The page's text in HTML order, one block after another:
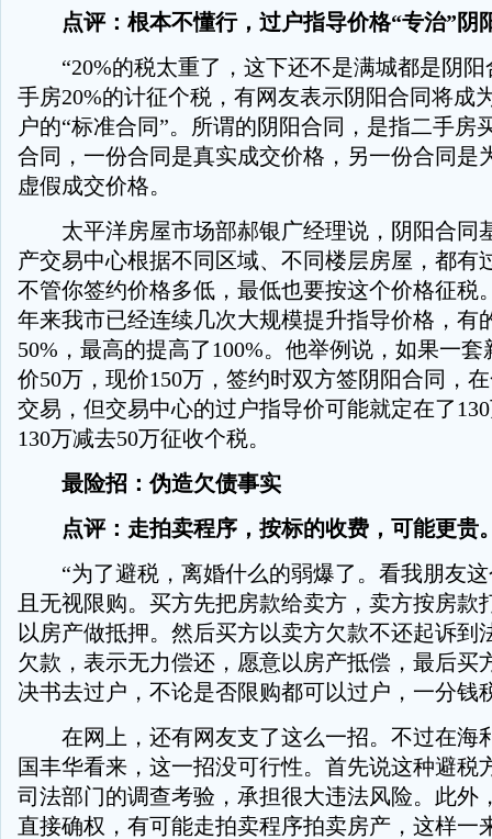
点评：根本不懂行，过户指导价格“专治”阴
“20%的税太重了，这下还不是满城都是阴阳
手房20%的计征个税，有网友表示阴阳合同将成
户的“标准合同”。所谓的阴阳合同，是指二手房
合同，一份合同是真实成交价格，另一份合同是
虚假成交价格。
太平洋房屋市场部郝银广经理说，阴阳合同
产交易中心根据不同区域、不同楼层房屋，都有
不管你签约价格多低，最低也要按这个价格征税
年来我市已经连续几次大规模提升指导价格，有
50%，最高的提高了100%。他举例说，如果一
价50万，现价150万，签约时双方签阴阳合同，
交易，但交易中心的过户指导价可能就定在了
130万减去50万征收个税。
最险招：伪造欠债事实
点评：走拍卖程序，按标的收费，可能更贵
“为了避税，离婚什么的弱爆了。看我朋友这
且无视限购。买方先把房款给卖方，卖方按房款
以房产做抵押。然后买方以卖方欠款不还起诉到
欠款，表示无力偿还，愿意以房产抵偿，最后买
决书去过户，不论是否限购都可以过户，一分钱
在网上，还有网友支了这么一招。不过在海
国丰华看来，这一招没可行性。首先说这种避税
司法部门的调查考验，承担很大违法风险。此外
直接确权，有可能走拍卖程序拍卖房产，这样一